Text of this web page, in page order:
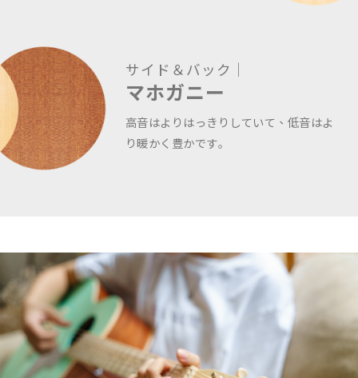
サイド＆バック｜
マホガニー
高音はよりはっきりしていて、低音はよ
り暖かく豊かです｡